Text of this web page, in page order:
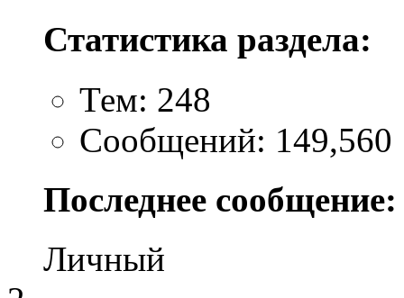
Статистика раздела:
Тем: 248
Сообщений: 149,560
Последнее сообщение:
Личный